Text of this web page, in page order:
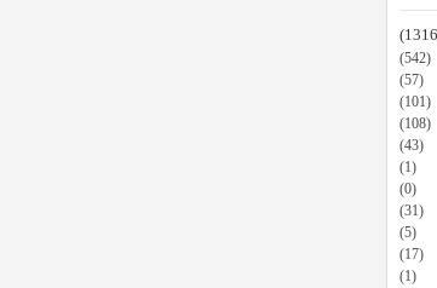
(542)
(57)
(101)
(108)
(43)
(1)
(0)
(31)
(5)
(17)
(1)